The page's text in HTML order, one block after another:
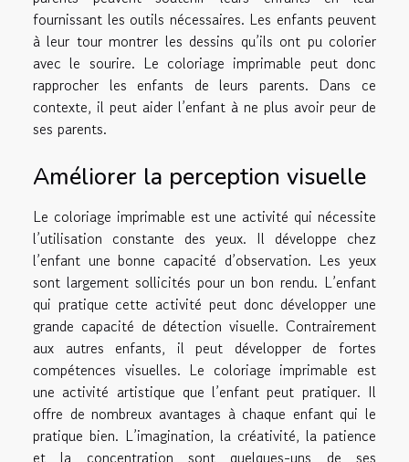
fournissant les outils nécessaires. Les enfants peuvent
à leur tour montrer les dessins qu’ils ont pu colorier
avec le sourire. Le coloriage imprimable peut donc
rapprocher les enfants de leurs parents. Dans ce
contexte, il peut aider l’enfant à ne plus avoir peur de
ses parents.
Améliorer la perception visuelle
Le coloriage imprimable est une activité qui nécessite
l’utilisation constante des yeux. Il développe chez
l’enfant une bonne capacité d’observation. Les yeux
sont largement sollicités pour un bon rendu. L’enfant
qui pratique cette activité peut donc développer une
grande capacité de détection visuelle. Contrairement
aux autres enfants, il peut développer de fortes
compétences visuelles. Le coloriage imprimable est
une activité artistique que l’enfant peut pratiquer. Il
offre de nombreux avantages à chaque enfant qui le
pratique bien. L’imagination, la créativité, la patience
et la concentration sont quelques-uns de ses